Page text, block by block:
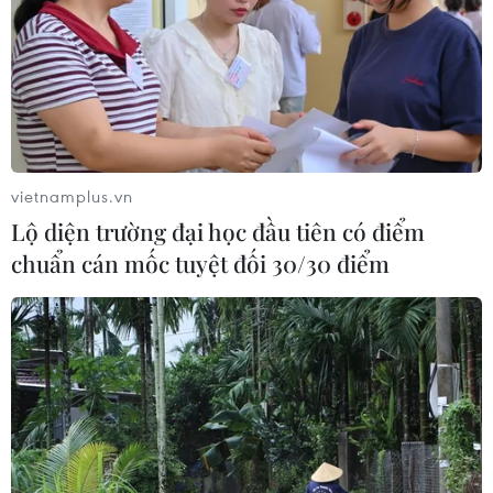
ứng của Mỹ bị buộc tội khinh thường
Quốc hội
07/08/2026 00:25
Mexico triển khai hàng nghìn binh sỹ
07/08/2026 00:09
Mỹ: Lãi suất thế chấp tăng lên mức
cao nhất kể từ tháng Bảy năm ngoái
07/08/2026 00:05
Mỹ siết chặt quyền công dân theo nơi
vietnamplus.vn
Lộ diện trường đại học đầu tiên có điểm
chuẩn cán mốc tuyệt đối 30/30 điểm